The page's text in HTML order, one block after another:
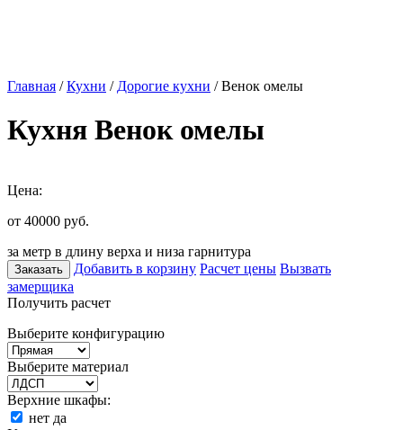
Главная /Кухни / Дорогие кухни / Венок омелы
Кухня Венок омелы
Цена:
от 40000 руб.
за метр в длину верха и низа гарнитура
Заказать Добавить в корзину Расчет цены Вызвать
замерщика
Получить расчет
Выберите конфигурацию
Выберите материал
Верхние шкафы:
нет да